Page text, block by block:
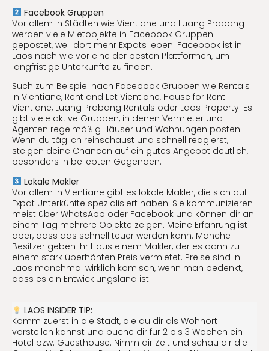
Facebook Gruppen
Vor allem in Städten wie Vientiane und Luang Prabang
werden viele Mietobjekte in Facebook Gruppen
gepostet, weil dort mehr Expats leben. Facebook ist in
Laos nach wie vor eine der besten Plattformen, um
langfristige Unterkünfte zu finden.
Such zum Beispiel nach Facebook Gruppen wie Rentals
in Vientiane, Rent and Let Vientiane, House for Rent
Vientiane, Luang Prabang Rentals oder Laos Property. Es
gibt viele aktive Gruppen, in denen Vermieter und
Agenten regelmäßig Häuser und Wohnungen posten.
Wenn du täglich reinschaust und schnell reagierst,
steigen deine Chancen auf ein gutes Angebot deutlich,
besonders in beliebten Gegenden.
Lokale Makler
Vor allem in Vientiane gibt es lokale Makler, die sich auf
Expat Unterkünfte spezialisiert haben. Sie kommunizieren
meist über WhatsApp oder Facebook und können dir an
einem Tag mehrere Objekte zeigen. Meine Erfahrung ist
aber, dass das schnell teuer werden kann. Manche
Besitzer geben ihr Haus einem Makler, der es dann zu
einem stark überhöhten Preis vermietet. Preise sind in
Laos manchmal wirklich komisch, wenn man bedenkt,
dass es ein Entwicklungsland ist.
LAOS INSIDER TIP:
Komm zuerst in die Stadt, die du dir als Wohnort
vorstellen kannst und buche dir für 2 bis 3 Wochen ein
Hotel bzw. Guesthouse. Nimm dir Zeit und schau dir die